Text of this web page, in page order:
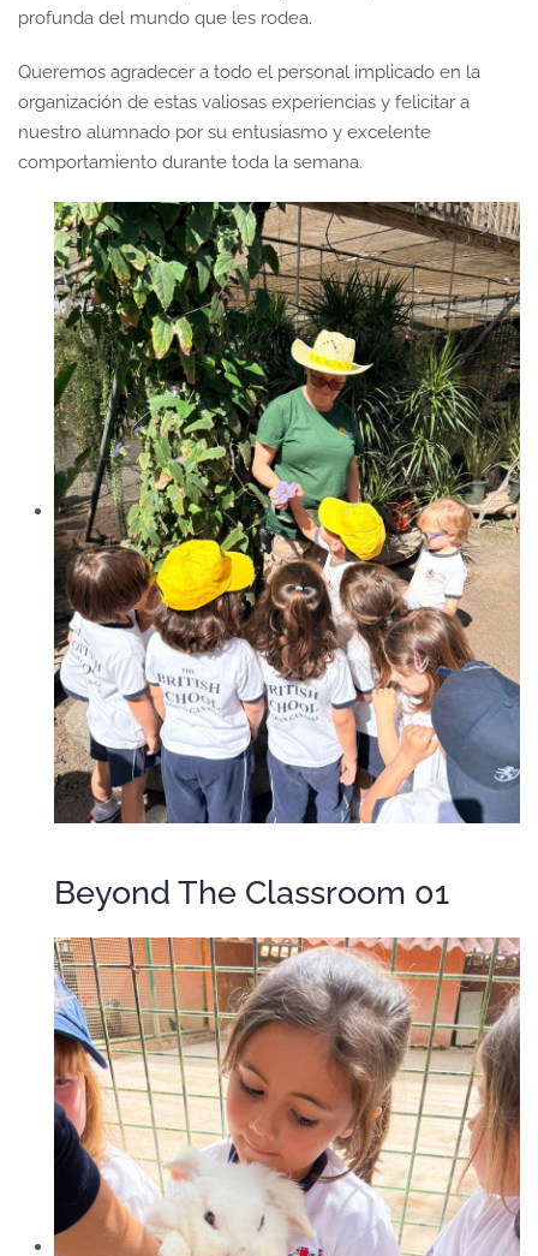
profunda del mundo que les rodea.
Queremos agradecer a todo el personal implicado en la
organización de estas valiosas experiencias y felicitar a
nuestro alumnado por su entusiasmo y excelente
comportamiento durante toda la semana.
Beyond The Classroom 01